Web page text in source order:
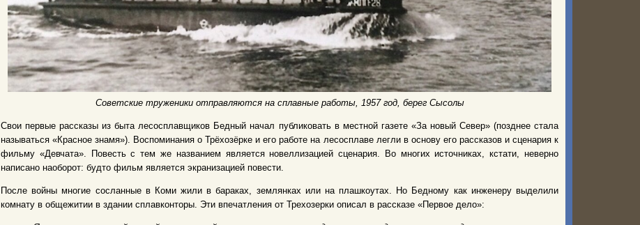
Советские труженики отправляются на сплавные работы, 1957 год, берег Сысолы
Свои первые рассказы из быта лесосплавщиков Бедный начал публиковать в местной газете «За новый Север» (позднее стала
называться «Красное знамя»). Воспоминания о Трёхозёрке и его работе на лесосплаве легли в основу его рассказов и сценария к
фильму «Девчата». Повесть с тем же названием является новеллизацией сценария. Во многих источниках, кстати, неверно
написано наоборот: будто фильм является экранизацией повести.
После войны многие сосланные в Коми жили в бараках, землянках или на плашкоутах. Но Бедному как инженеру выделили
комнату в общежитии в здании сплавконторы. Эти впечатления от Трехозерки описал в рассказе «Первое дело»: